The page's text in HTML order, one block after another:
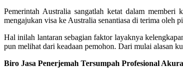
Pemerintah Australia sangatlah ketat dalam
mengajukan visa ke Australia senantiasa di terima oleh
Hal inilah lantaran sebagian faktor layaknya
pun melihat dari keadaan pemohon. Dari mulai alasan
Biro Jasa Penerjemah Tersumpah Profesional